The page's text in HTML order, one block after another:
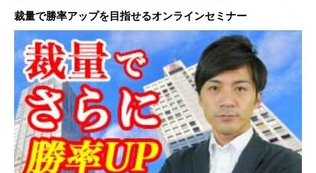
裁量で勝率アップを目指せるオンラインセミナー